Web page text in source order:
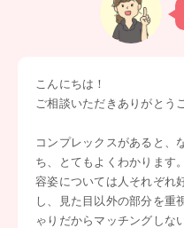
こんにちは！
ご相談いただきありがとう
コンプレックスがあると、
ち、とてもよくわかります。
容姿については人それぞれ
し、見た目以外の部分を重
ゃりだからマッチングしな